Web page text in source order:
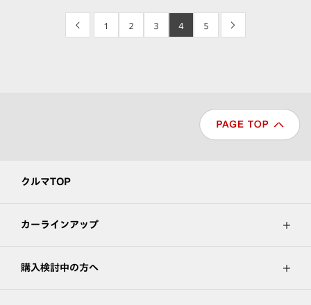
< 1 2 3 4 5 >
クルマTOP
カーラインアップ
購入検討中の方へ